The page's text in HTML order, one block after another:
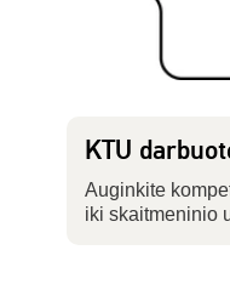
KTU
Auginkite
iki skaitmeninio